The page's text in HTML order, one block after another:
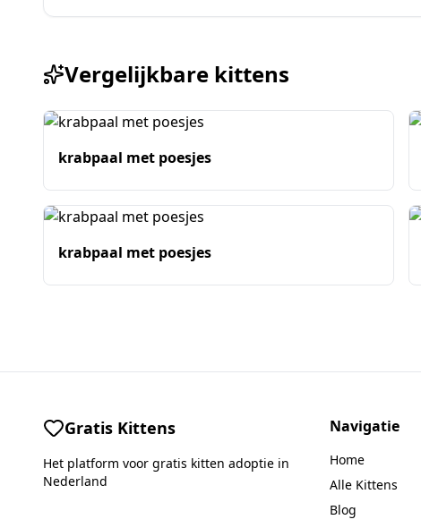
Vergelijkbare kittens
krabpaal met poesjes
krabpaal met poesjes
Gratis Kittens
Het platform voor gratis kitten adoptie in
Nederland
Navigatie
Home
Alle Kittens
Blog